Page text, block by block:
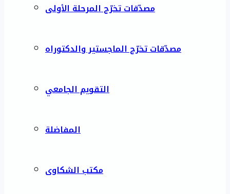
مصدّقات تخرّج المرحلة الأولى
مصدّقات تخرّج الماجستير والدكتوراه
التقويم الجامعي
المفاضلة
مكتب الشكاوى